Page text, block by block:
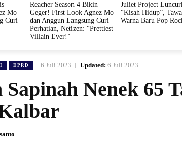
Mo
Curi
Reacher Season 4 Bikin
Geger! First Look Agnez Mo
dan Anggun Langsung Curi
Perhatian, Netizen: “Prettiest
Villain Ever!”
Juliet Project
“Kisah Hidup”,
Warna Baru Pop
DPRD 6 Juli 2023 Updated: 6 Juli 2023
Sapinah Nenek 65